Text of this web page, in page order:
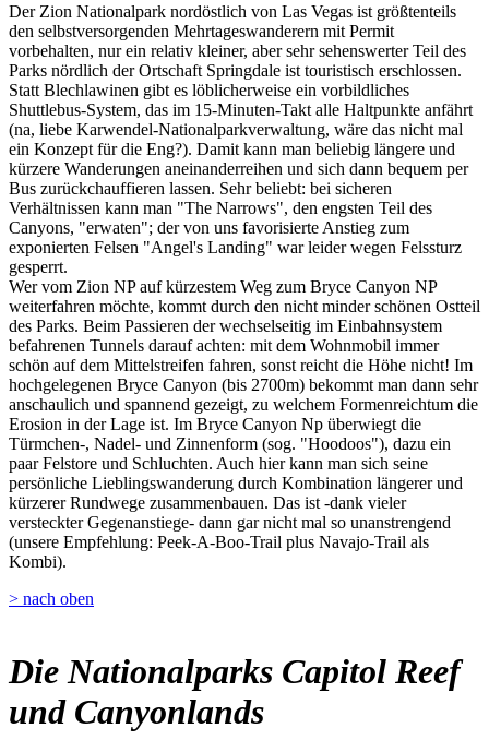
Der Zion Nationalpark nordöstlich von Las Vegas ist größtenteils
den selbstversorgenden Mehrtageswanderern mit Permit
vorbehalten, nur ein relativ kleiner, aber sehr sehenswerter Teil des
Parks nördlich der Ortschaft Springdale ist touristisch erschlossen.
Statt Blechlawinen gibt es löblicherweise ein vorbildliches
Shuttlebus-System, das im 15-Minuten-Takt alle Haltpunkte anfährt
(na, liebe Karwendel-Nationalparkverwaltung, wäre das nicht mal
ein Konzept für die Eng?). Damit kann man beliebig längere und
kürzere Wanderungen aneinanderreihen und sich dann bequem per
Bus zurückchauffieren lassen. Sehr beliebt: bei sicheren
Verhältnissen kann man "The Narrows", den engsten Teil des
Canyons, "erwaten"; der von uns favorisierte Anstieg zum
exponierten Felsen "Angel's Landing" war leider wegen Felssturz
gesperrt.
Wer vom Zion NP auf kürzestem Weg zum Bryce Canyon NP
weiterfahren möchte, kommt durch den nicht minder schönen Ostteil
des Parks. Beim Passieren der wechselseitig im Einbahnsystem
befahrenen Tunnels darauf achten: mit dem Wohnmobil immer
schön auf dem Mittelstreifen fahren, sonst reicht die Höhe nicht! Im
hochgelegenen Bryce Canyon (bis 2700m) bekommt man dann sehr
anschaulich und spannend gezeigt, zu welchem Formenreichtum die
Erosion in der Lage ist. Im Bryce Canyon Np überwiegt die
Türmchen-, Nadel- und Zinnenform (sog. "Hoodoos"), dazu ein
paar Felstore und Schluchten. Auch hier kann man sich seine
persönliche Lieblingswanderung durch Kombination längerer und
kürzerer Rundwege zusammenbauen. Das ist -dank vieler
versteckter Gegenanstiege- dann gar nicht mal so unanstrengend
(unsere Empfehlung: Peek-A-Boo-Trail plus Navajo-Trail als
Kombi).
> nach oben
Die Nationalparks Capitol Reef
und Canyonlands